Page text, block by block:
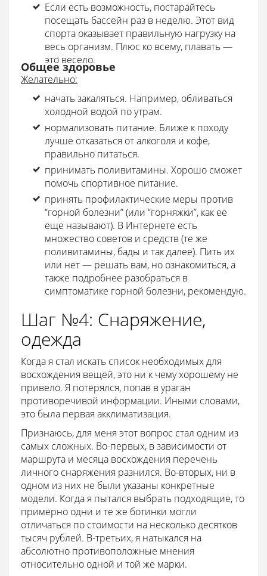
Если есть возможность, постарайтесь
посещать бассейн раз в неделю. Этот вид
спорта оказывает правильную нагрузку на
весь организм. Плюс ко всему, плавать —
это весело.
Общее здоровье
Желательно:
начать закаляться. Например, обливаться
холодной водой по утрам.
нормализовать питание. Ближе к походу
лучше отказаться от алкоголя и кофе,
правильно питаться.
принимать поливитамины. Хорошо сможет
помочь спортивное питание.
принять профилактические меры против
“горной болезни” (или “горняжки”, как ее
еще называют). В Интернете есть
множество советов и средств (те же
поливитамины, бады и так далее). Пить их
или нет — решать вам, но ознакомиться, а
также подробнее разобраться в
симптоматике горной болезни, рекомендую.
Шаг №4: Снаряжение,
одежда
Когда я стал искать список необходимых для
восхождения вещей, это ни к чему хорошему не
привело. Я потерялся, попав в ураган
противоречивой информации. Иными словами,
это была первая акклиматизация.
Признаюсь, для меня этот вопрос стал одним из
самых сложных. Во-первых, в зависимости от
маршрута и месяца восхождения перечень
личного снаряжения разнился. Во-вторых, ни в
одном из них не были указаны конкретные
модели. Когда я пытался выбрать подходящие, то
примерно одни и те же ботинки могли
отличаться по стоимости на несколько десятков
тысяч рублей. В-третьих, я натыкался на
абсолютно противоположные мнения
относительно одной и той же марки.